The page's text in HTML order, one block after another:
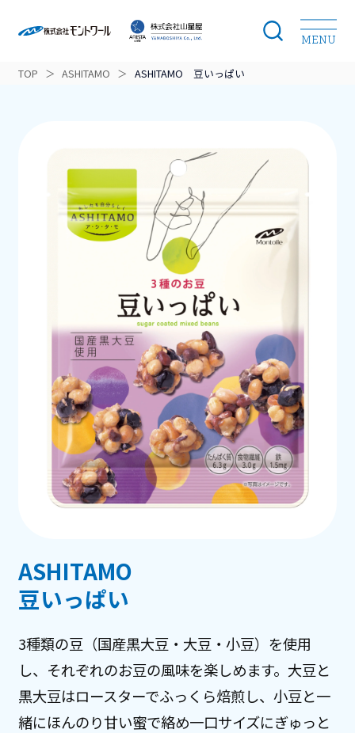
MENU
モントワールのこだわり
商品カテゴリー
会社案内
お客様相談センター
TOP ＞ ASHITAMO ＞ ASHITAMO 豆いっぱい
ASHITAMO
豆いっぱい
3種類の豆（国産黒大豆・大豆・小豆）を使用
し、それぞれのお豆の風味を楽しめます。大豆と
黒大豆はロースターでふっくら焙煎し、小豆と一
緒にほんのり甘い蜜で絡め一口サイズにぎゅっと